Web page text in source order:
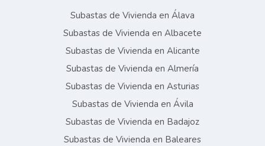
Subastas de Vivienda en Álava
Subastas de Vivienda en Albacete
Subastas de Vivienda en Alicante
Subastas de Vivienda en Almería
Subastas de Vivienda en Asturias
Subastas de Vivienda en Ávila
Subastas de Vivienda en Badajoz
Subastas de Vivienda en Baleares